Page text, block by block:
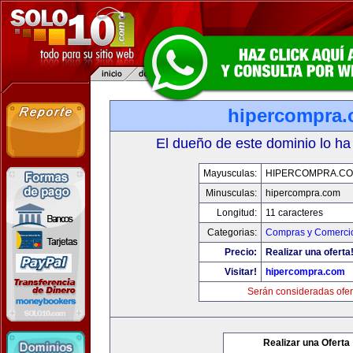
El dueño de este dominio lo
Mayusculas:
Minusculas:
hipercompra.com
Longitud:
11 caracteres
Categorias:
Compras y
Precio:
Realizar una oferta!
Visitar!
hipercompra.com
Serán consideradas
Realizar una Oferta